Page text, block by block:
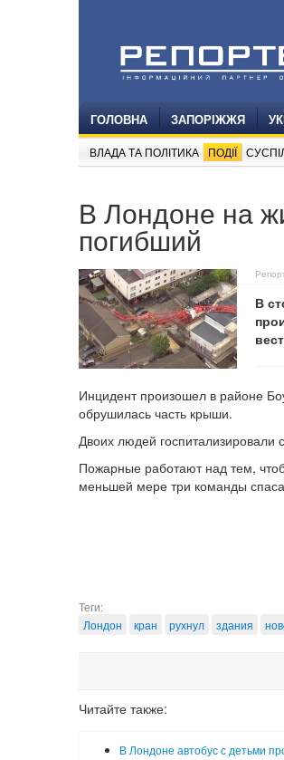
ГОЛОВНА ЗАПОРІЖЖЯ
ВЛАДА ТА ПОЛІТИКА ПОДІЇ
В Лондоне на
погибший
В
Инцидент произошел в районе
обрушилась часть крыши.
Двоих людей
Пожарные работают над тем,
меньшей мере три команды
Теги:
Лондон
кран рухнул здания
Читайте также:
В Лондоне автобус с детьми